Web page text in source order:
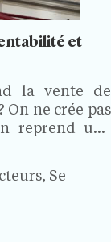
et
la vente de
On ne crée pas
reprend une
Se